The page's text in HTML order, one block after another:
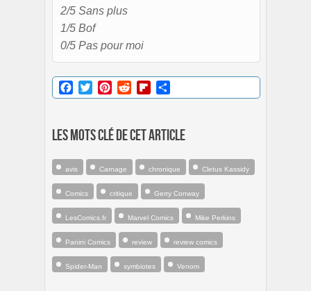
2/5 Sans plus
1/5 Bof
0/5 Pas pour moi
Facebook
TwitterPinterestRedditFlipboard
Les mots clé de cet article
avis Carnage chronique Cletus Kassidy
Comics critique Gerry Conway
LesComics.fr Marvel Comics Mike Perkins
Panini Comics review review comics
Spider-Man symbiotes Venom